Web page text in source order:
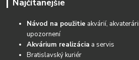
Návod na použitie akvárií,
upozornení
Akvárium realizácia a servis
Bratislavský kuriér